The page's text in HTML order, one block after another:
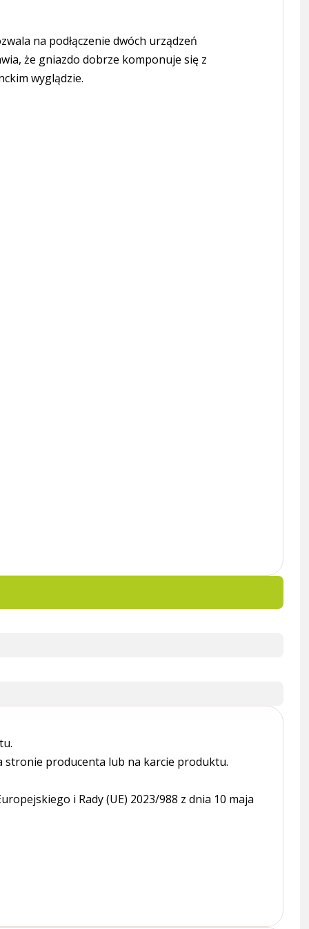
na podłączenie dwóch urządzeń
że gniazdo dobrze komponuje się z
wyglądzie.
stronie producenta lub na karcie produktu.
i Rady (UE) 2023/988 z dnia 10 maja